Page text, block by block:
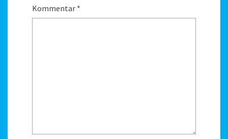
Kommentar *